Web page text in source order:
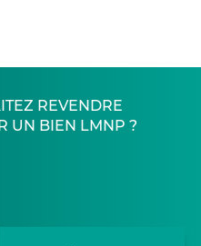
REVENDRE
UN BIEN LMNP ?